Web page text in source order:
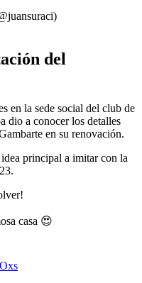
del
en la sede social del club de
dio a conocer los detalles
en su renovación.
principal a imitar con la
casa 😍